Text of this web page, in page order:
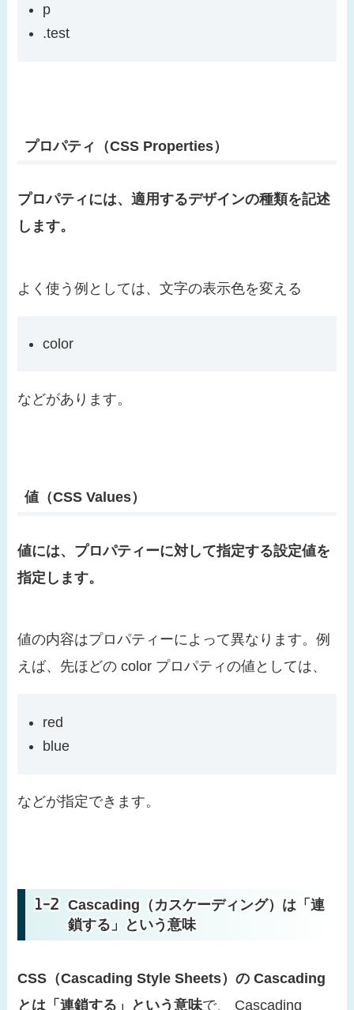
p
.test
プロパティ（CSS Properties）
プロパティには、適用するデザインの種類を記述
します。
よく使う例としては、文字の表示色を変える
color
などがあります。
値（CSS Values）
値には、プロパティーに対して指定する設定値を
指定します。
値の内容はプロパティーによって異なります。例
えば、先ほどの color プロパティの値としては、
red
blue
などが指定できます。
Cascading（ カスケーディング）は「連
鎖する」という意味
CSS（Cascading Style Sheets）の Cascading
とは「連鎖する」という意味で、 Cascading